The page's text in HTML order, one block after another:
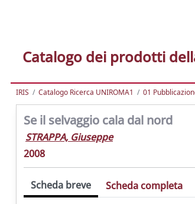
Catalogo dei prodotti
IRIS Catalogo Ricerca UNIROMA1 01
Se il selvaggio cala dal nord
STRAPPA, Giuseppe
2008
Scheda breve Scheda completa